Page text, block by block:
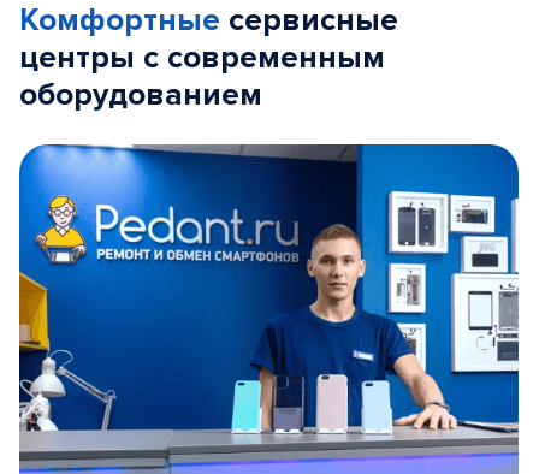
Комфортные сервисные
центры с современным
оборудованием